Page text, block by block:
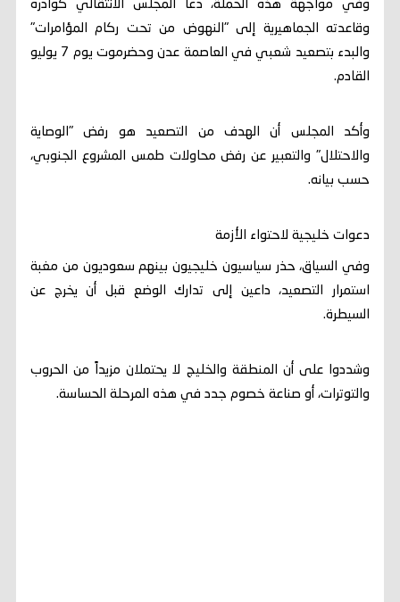
وفي مواجهة هذه الحملة، دعا المجلس الانتقالي كوادره
وقاعدته الجماهيرية إلى "النهوض من تحت ركام المؤامرات"
والبدء بتصعيد شعبي في العاصمة عدن وحضرموت يوم 7 يوليو
القادم.
وأكد المجلس أن الهدف من التصعيد هو رفض "الوصاية
والاحتلال" والتعبير عن رفض محاولات طمس المشروع الجنوبي،
حسب بيانه.
دعوات خليجية لاحتواء الأزمة
وفي السياق، حذر سياسيون خليجيون بينهم سعوديون من مغبة
استمرار التصعيد، داعين إلى تدارك الوضع قبل أن يخرج عن
السيطرة.
وشددوا على أن المنطقة والخليج لا يحتملان مزيداً من الحروب
والتوترات، أو صناعة خصوم جدد في هذه المرحلة الحساسة.